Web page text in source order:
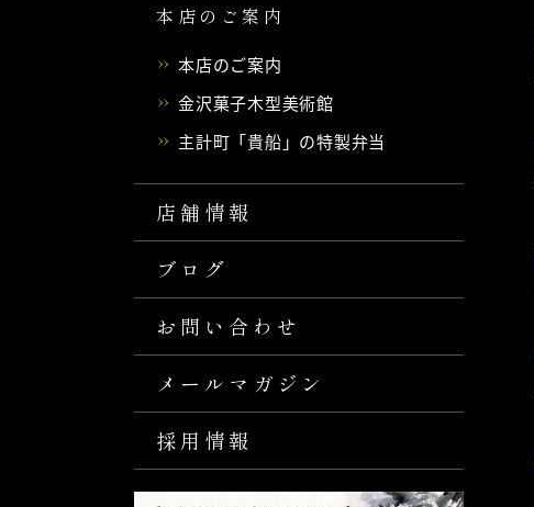
本店のご案内
本店のご案内
金沢菓子木型美術館
主計町「貴船」の特製弁当
店舗情報
ブログ
お問い合わせ
メールマガジン
採用情報